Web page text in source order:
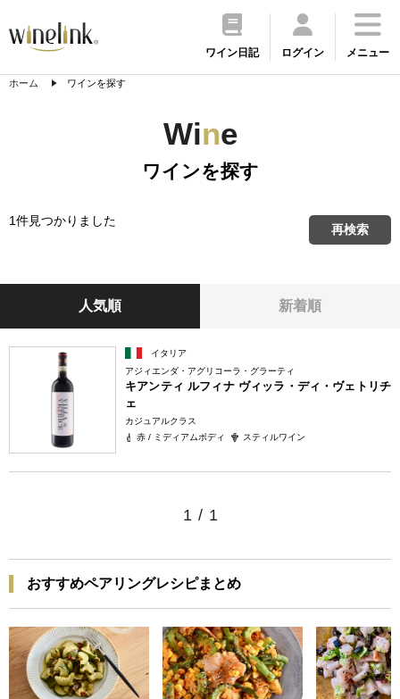
ワイン日記 ログイン メニュー
ホーム ワインを探す
Wine
ワインを探す
1件見つかりました
再検索
人気順 新着順
イタリア
アジィエンダ・アグリコーラ・グラーティ
キアンティ ルフィナ ヴィッラ・ディ・ヴェトリチ
ェ
カジュアルクラス
赤 / ミディアムボディ
スティルワイン
1 / 1
おすすめペアリングレシピまとめ